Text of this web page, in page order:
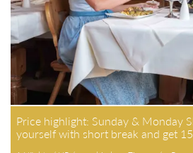
Price highlight: Sunday & Monday
yourself with short break and get